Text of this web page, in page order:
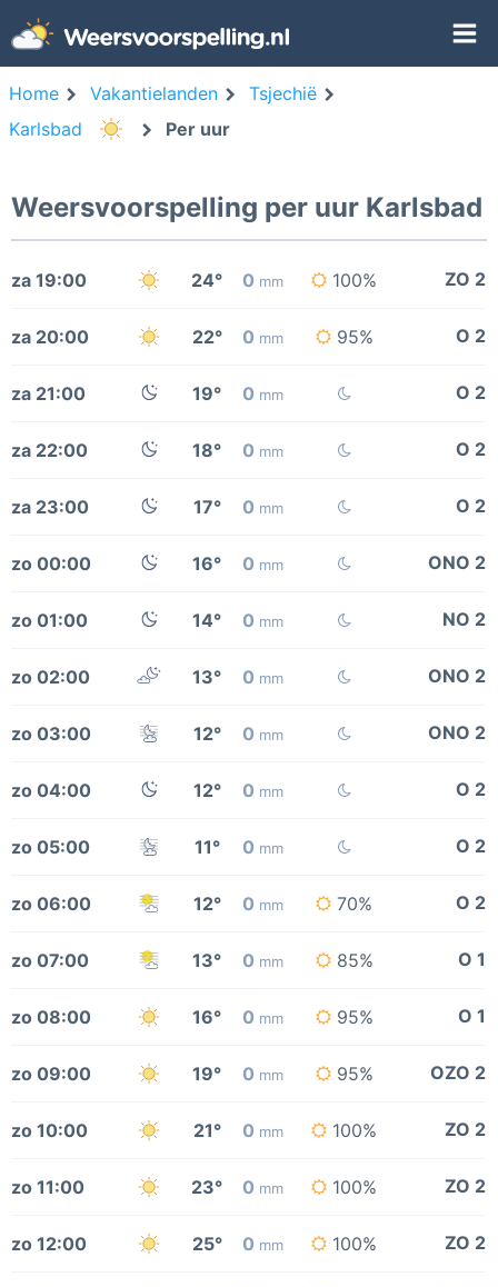
Home Vakantielanden
Tsjechië
Karlsbad
Per uur
Weersvoorspelling per uur Karlsbad
za 19:00 24° 0 mm 100% ZO 2
za 20:00 22° 0 mm 95% O 2
za 21:00 19° 0 mm O 2
za 22:00 18° 0 mm O 2
za 23:00 17° 0 mm O 2
zo 00:00 16° 0 mm ONO 2
zo 01:00 14° 0 mm NO 2
zo 02:00 13° 0 mm ONO 2
zo 03:00 12° 0 mm ONO 2
zo 04:00 12° 0 mm O 2
zo 05:00 11° 0 mm O 2
zo 06:00 12° 0 mm 70% O 2
zo 07:00 13° 0 mm 85% O 1
zo 08:00 16° 0 mm 95% O 1
zo 09:00 19° 0 mm 95% OZO 2
zo 10:00 21° 0 mm 100% ZO 2
zo 11:00 23° 0 mm 100% ZO 2
zo 12:00 25° 0 mm 100% ZO 2